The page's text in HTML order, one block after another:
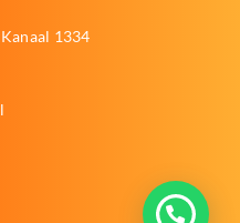
1334